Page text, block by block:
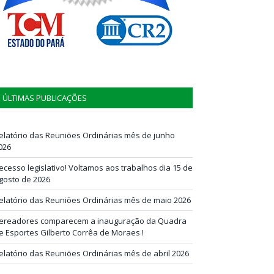
ÚLTIMAS PUBLICAÇÕES
das Reuniões Ordinárias mês de junho
legislativo! Voltamos aos trabalhos dia 15 de
de 2026
das Reuniões Ordinárias mês de maio 2026
comparecem a inauguração da Quadra
Esportes Gilberto Corrêa de Moraes !
das Reuniões Ordinárias mês de abril 2026